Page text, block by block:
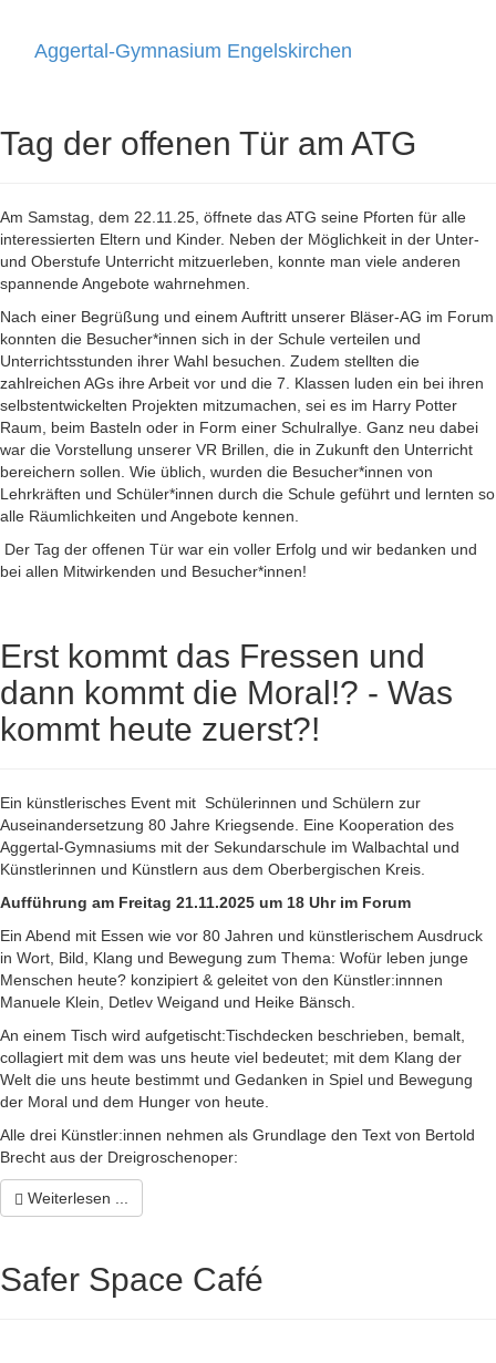
Aggertal-Gymnasium Engelskirchen
Tag der offenen Tür am ATG
Am Samstag, dem 22.11.25, öffnete das ATG seine Pforten für alle
interessierten Eltern und Kinder. Neben der Möglichkeit in der Unter-
und Oberstufe Unterricht mitzuerleben, konnte man viele anderen
spannende Angebote wahrnehmen.
Nach einer Begrüßung und einem Auftritt unserer Bläser-AG im Forum
konnten die Besucher*innen sich in der Schule verteilen und
Unterrichtsstunden ihrer Wahl besuchen. Zudem stellten die
zahlreichen AGs ihre Arbeit vor und die 7. Klassen luden ein bei ihren
selbstentwickelten Projekten mitzumachen, sei es im Harry Potter
Raum, beim Basteln oder in Form einer Schulrallye. Ganz neu dabei
war die Vorstellung unserer VR Brillen, die in Zukunft den Unterricht
bereichern sollen. Wie üblich, wurden die Besucher*innen von
Lehrkräften und Schüler*innen durch die Schule geführt und lernten so
alle Räumlichkeiten und Angebote kennen.
Der Tag der offenen Tür war ein voller Erfolg und wir bedanken und
bei allen Mitwirkenden und Besucher*innen!
Erst kommt das Fressen und
dann kommt die Moral!? - Was
kommt heute zuerst?!
Ein künstlerisches Event mit Schülerinnen und Schülern zur
Auseinandersetzung 80 Jahre Kriegsende. Eine Kooperation des
Aggertal-Gymnasiums mit der Sekundarschule im Walbachtal und
Künstlerinnen und Künstlern aus dem Oberbergischen Kreis.
Aufführung am Freitag 21.11.2025 um 18 Uhr im Forum
Ein Abend mit Essen wie vor 80 Jahren und künstlerischem Ausdruck
in Wort, Bild, Klang und Bewegung zum Thema: Wofür leben junge
Menschen heute? konzipiert & geleitet von den Künstler:innnen
Manuele Klein, Detlev Weigand und Heike Bänsch.
An einem Tisch wird aufgetischt:Tischdecken beschrieben, bemalt,
collagiert mit dem was uns heute viel bedeutet; mit dem Klang der
Welt die uns heute bestimmt und Gedanken in Spiel und Bewegung
der Moral und dem Hunger von heute.
Alle drei Künstler:innen nehmen als Grundlage den Text von Bertold
Brecht aus der Dreigroschenoper:
Weiterlesen ...
Safer Space Café